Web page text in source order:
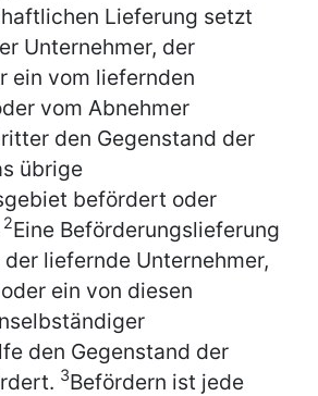
Lieferung setzt
Unternehmer, der
ein vom liefernden
vom Abnehmer
den Gegenstand der
übrige
befördert oder
2Eine Beförderungslieferung
liefernde Unternehmer,
ein von diesen
den Gegenstand der
3Befördern ist jede